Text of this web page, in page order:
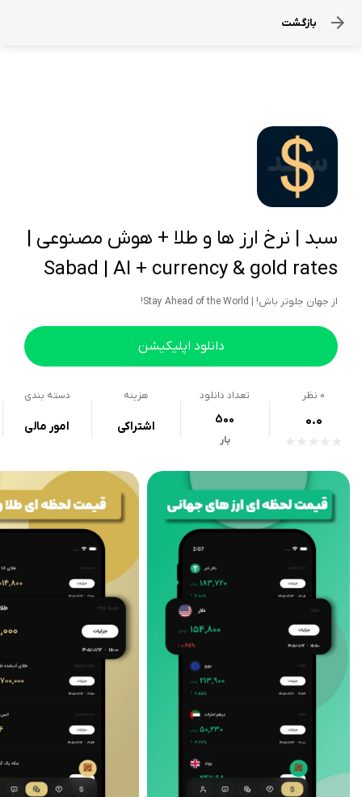
بازگشت
سبد | نرخ ارز ها و طلا + هوش مصنوعی |
Sabad | AI + currency & gold rates
از جهان جلوتر باش! | Stay Ahead of the World!
دانلود اپلیکیشن
0 نظر
0.0
تعداد دانلود
500
بار
هزینه
اشتراکی
دسته بندی
امور مالی